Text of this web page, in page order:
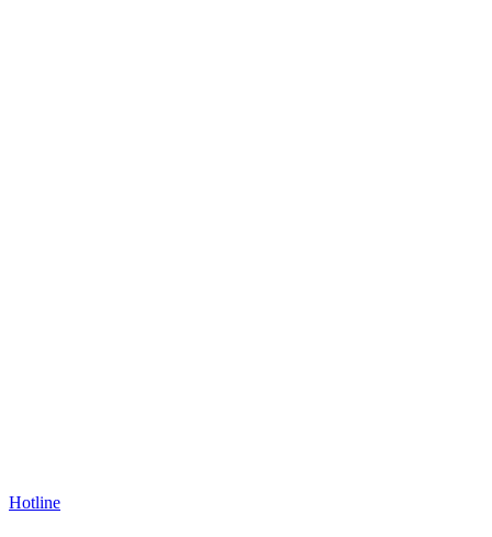
Hotline